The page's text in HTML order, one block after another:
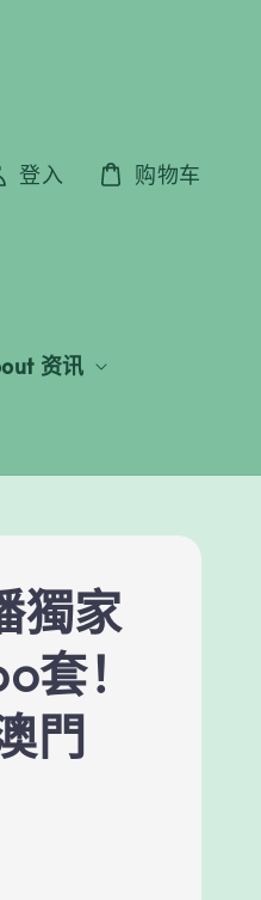
资讯
登入 购物车
獨家
套！
門